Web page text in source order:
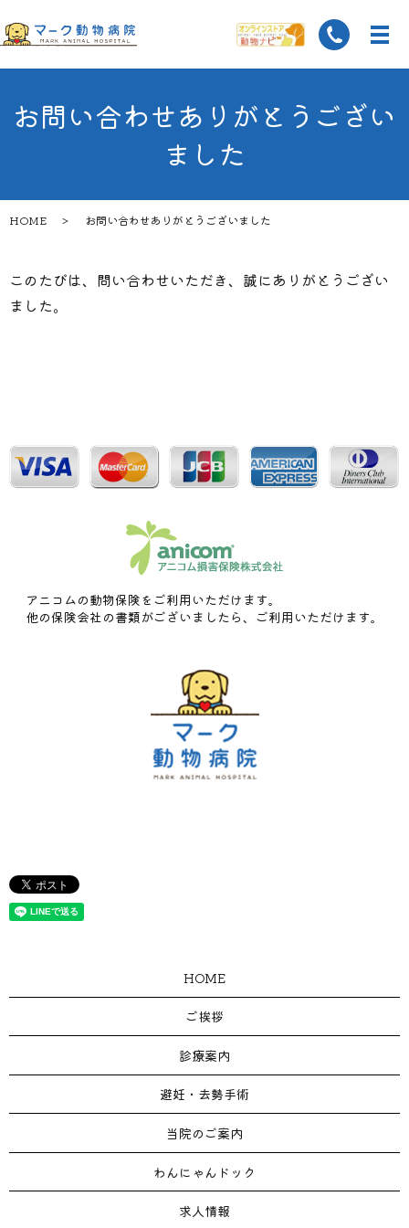
お問い合わせありがとうござい
ました
HOME お問い合わせありがとうございました
このたびは、問い合わせいただき、誠にありがとうござい
ました。
アニコムの動物保険をご利用いただけます。
他の保険会社の書類がございましたら、ご利用いただけます。
HOME
ご挨拶
診療案内
避妊・去勢手術
当院のご案内
わんにゃんドック
求人情報